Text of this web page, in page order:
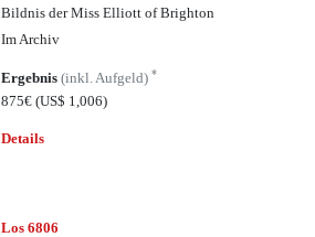
Bildnis der Miss Elliott of Brighton
Im Archiv
Ergebnis(inkl. Aufgeld)*
875€(US$ 1,006)
Details
Los 6806